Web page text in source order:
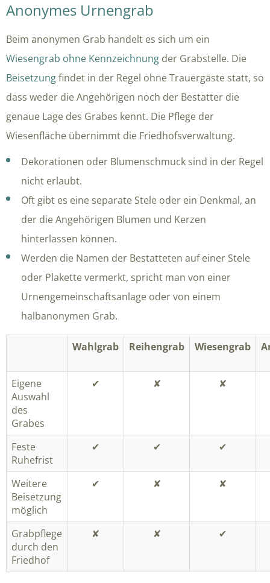
Anonymes Urnengrab
Beim anonymen Grab handelt es sich um ein
Wiesengrab ohne Kennzeichnung der Grabstelle. Die
Beisetzungfindet in der Regel ohne Trauergäste statt, so
dass weder die Angehörigen noch der Bestatter die
genaue Lage des Grabes kennt. Die Pflege der
Wiesenfläche übernimmt die Friedhofsverwaltung.
Dekorationen oder Blumenschmuck sind in der Regel
nicht erlaubt.
Oft gibt es eine separate Stele oder ein Denkmal, an
der die Angehörigen Blumen und Kerzen
hinterlassen können.
Werden die Namen der Bestatteten auf einer Stele
oder Plakette vermerkt, spricht man von einer
Urnengemeinschaftsanlage oder von einem
halbanonymen Grab.
Wahlgrab Reihengrab Wiesengrab
Eigene
Auswahl
des
Grabes
✔︎ ✘ ✘
Feste
Ruhefrist
✔︎ ✔︎ ✔︎
Weitere
Beisetzung
möglich
✔︎ ✘ ✘
Grabpflege
durch den
Friedhof
✘ ✘ ✔︎